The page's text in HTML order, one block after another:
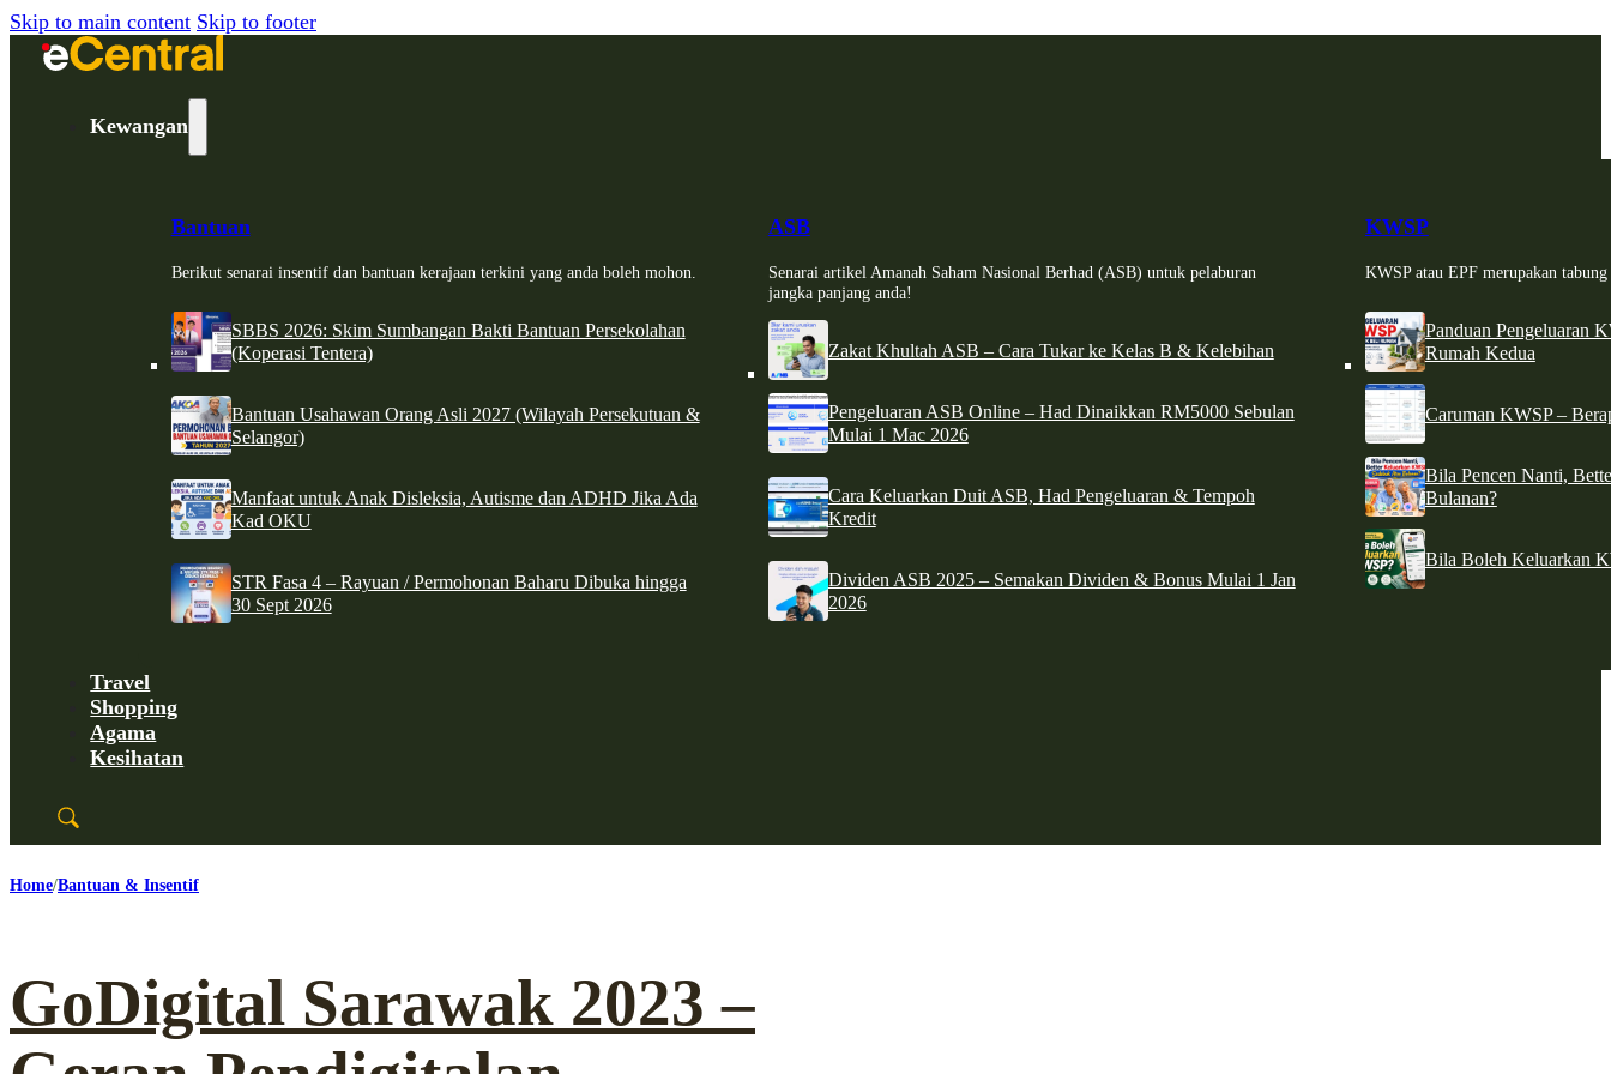
Skip to main content Skip to footer
Kewangan
Bantuan
Berikut senarai insentif dan bantuan kerajaan terkini yang anda boleh mohon.
SBBS 2026: Skim Sumbangan Bakti Bantuan Persekolahan
(Koperasi Tentera)
Bantuan Usahawan Orang Asli 2027 (Wilayah Persekutuan &
Selangor)
Manfaat untuk Anak Disleksia, Autisme dan ADHD Jika Ada
Kad OKU
STR Fasa 4 – Rayuan / Permohonan Baharu Dibuka hingga
30 Sept 2026
ASB
Senarai artikel Amanah Saham Nasional Berhad (ASB) untuk pelaburan
jangka panjang anda!
Zakat Khultah ASB – Cara Tukar ke Kelas B & Kelebihan
Pengeluaran ASB Online – Had Dinaikkan RM5000 Sebulan
Mulai 1 Mac 2026
Cara Keluarkan Duit ASB, Had Pengeluaran & Tempoh
Kredit
Dividen ASB 2025 – Semakan Dividen & Bonus Mulai 1 Jan
2026
KWSP
KWSP atau EPF merupakan
Panduan Pengeluaran
Rumah Kedua
Caruman KWSP –
Bila Pencen Nanti,
Bulanan?
Bila Boleh Keluarkan
Travel
Shopping
Agama
Kesihatan
Home Bantuan & Insentif
GoDigital Sarawak 2023 –